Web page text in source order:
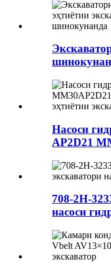
Насоси
AP2D21
708-2H-
насоси